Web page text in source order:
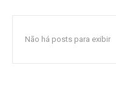
Não há posts para exibir